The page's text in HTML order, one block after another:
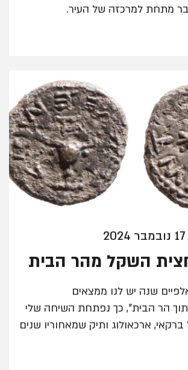
מתחת למרכזה של העיר.
17 נובמבר 2024
השקל מהר הבית
שנה יש לנו ממצאים
מתוך הר הבית", כך נפתחת השיחה שלי
ארכאולוג ותיק שמאחוריו שנים